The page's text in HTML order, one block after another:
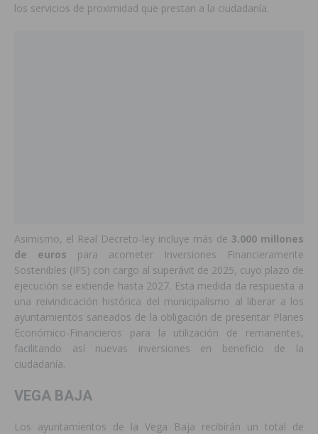
los servicios de proximidad que prestan a la ciudadanía.
Asimismo, el Real Decreto-ley incluye más de 3.000 millones
de euros para acometer Inversiones Financieramente
Sostenibles (IFS) con cargo al superávit de 2025, cuyo plazo de
ejecución se extiende hasta 2027. Esta medida da respuesta a
una reivindicación histórica del municipalismo al liberar a los
ayuntamientos saneados de la obligación de presentar Planes
Económico-Financieros para la utilización de remanentes,
facilitando así nuevas inversiones en beneficio de la
ciudadanía.
VEGA BAJA
Los ayuntamientos de la Vega Baja recibirán un total de